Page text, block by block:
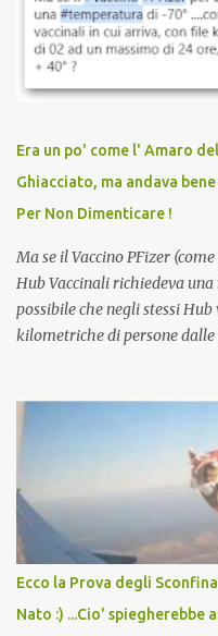
sconti, incentivi per
discriminazioni per coloro
vaccinato, nessuno aveva
persona cattiva. Non
vaccino usato per
scuola. Non avevamo mai
dodicenne di ignorare il
che abbiamo elencato sopra...
Era un po' come l' Amaro
Ghiacciato, ma andava
Per Non Dimenticare !
Ma se il Vaccino PFizer
Hub Vaccinali richiedeva una
possibile che negli stessi
kilometriche di persone
Vaccino come: l' Amaro del
andava bene anche, a
l'articolo per NON
Ecco la Prova degli
Nato :) ...Cio' spiegherebbe